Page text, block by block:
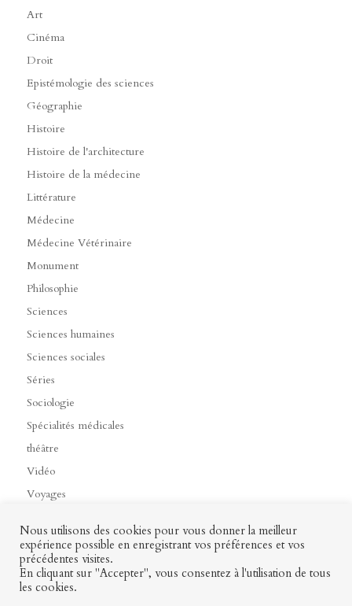
Art
Cinéma
Droit
Epistémologie des sciences
Géographie
Histoire
Histoire de l'architecture
Histoire de la médecine
Littérature
Médecine
Médecine Vétérinaire
Monument
Philosophie
Sciences
Sciences humaines
Sciences sociales
Séries
Sociologie
Spécialités médicales
théâtre
Vidéo
Voyages
Contact Mon profil
Nous utilisons des cookies pour vous donner la meilleur
expérience possible en enregistrant vos préférences et vos
précédentes visites.
En cliquant sur "Accepter", vous consentez à l'utilisation de tous
les cookies.